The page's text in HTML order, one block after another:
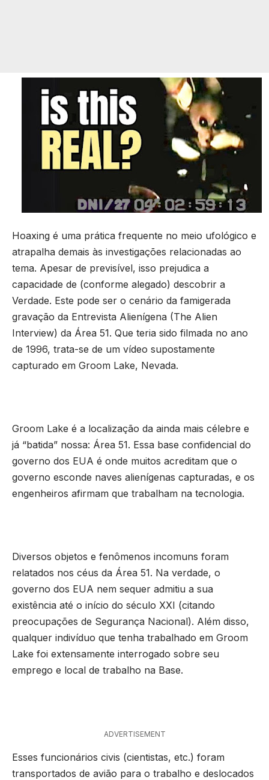
Hoaxing é uma prática frequente no meio ufológico e
atrapalha demais às investigações relacionadas ao
tema. Apesar de previsível, isso prejudica a
capacidade de (conforme alegado) descobrir a
Verdade. Este pode ser o cenário da famigerada
gravação da Entrevista Alienígena (The Alien
Interview) da Área 51. Que teria sido filmada no ano
de 1996, trata-se de um vídeo supostamente
capturado em Groom Lake, Nevada.
Groom Lake é a localização da ainda mais célebre e
já “batida” nossa: Área 51. Essa base confidencial do
governo dos EUA é onde muitos acreditam que o
governo esconde naves alienígenas capturadas, e os
engenheiros afirmam que trabalham na tecnologia.
Diversos objetos e fenômenos incomuns foram
relatados nos céus da Área 51. Na verdade, o
governo dos EUA nem sequer admitiu a sua
existência até o início do século XXI (citando
preocupações de Segurança Nacional). Além disso,
qualquer indivíduo que tenha trabalhado em Groom
Lake foi extensamente interrogado sobre seu
emprego e local de trabalho na Base.
ADVERTISEMENT
Esses funcionários civis (cientistas, etc.) foram
transportados de avião para o trabalho e deslocados